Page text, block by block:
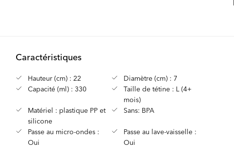
Caractéristiques
Hauteur (cm) : 22
Diamètre (cm) : 7
Capacité (ml) : 330
Taille de tétine : L (4+
mois)
Matériel : plastique PP et
silicone
Sans: BPA
Passe au micro-ondes :
Oui
Passe au lave-vaisselle :
Oui